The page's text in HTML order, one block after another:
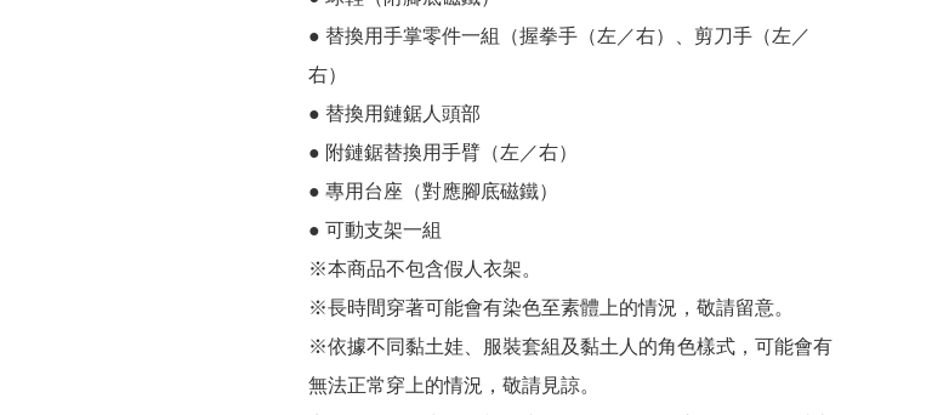
● 替換用手掌零件一組（握拳手（左／右）、剪刀手（左／
右）
● 替換用鏈鋸人頭部
● 附鏈鋸替換用手臂（左／右）
● 專用台座（對應腳底磁鐵）
● 可動支架一組
※本商品不包含假人衣架。
※長時間穿著可能會有染色至素體上的情況，敬請留意。
※依據不同黏土娃、服裝套組及黏土人的角色樣式，可能會有
無法正常穿上的情況，敬請見諒。